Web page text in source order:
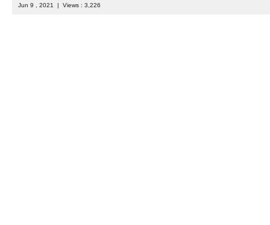
Jun 9 , 2021 | Views : 3,226